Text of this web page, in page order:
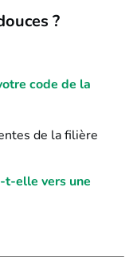
?
code de la
de la filière
t-elle vers une